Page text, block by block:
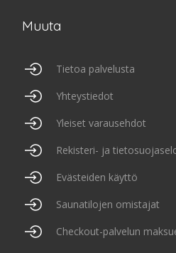
Muuta
Tietoa palvelusta
Yhteystiedot
Yleiset varausehdot
Rekisteri- ja
Evästeiden käyttö
Saunatilojen omistajat
Checkout-palvelun